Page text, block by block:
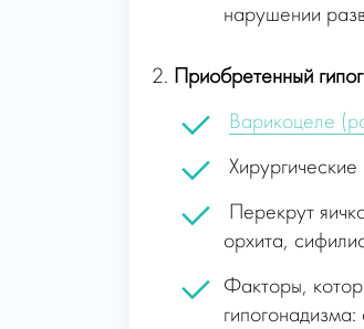
нарушении
2. Приобретенный
Варикоцеле
Перекрут
орхита,
Факторы,